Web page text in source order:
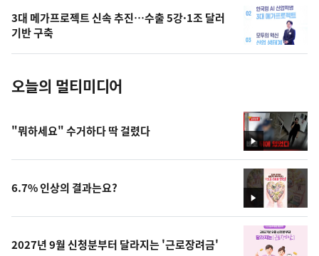
사
진
3대 메가프로젝트 신속 추진…수출 5강·1조 달러
기반 구축
오늘의 멀티미디어
영
상
"뭐하세요" 수거하다 딱 걸렸다
영
상
6.7% 인상의 결과는요?
2027년 9월 신청분부터 달라지는 '근로장려금'